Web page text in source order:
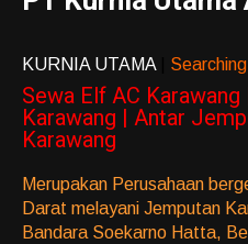
KURNIA UTAMA
Sewa Elf AC
Karawang | Antar
Karawang
Merupakan Perusahaan
Darat melayani Jemputan
Bandara Soekarno Hatta,